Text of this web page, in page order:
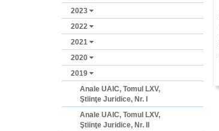
2023
2022
2021
2020
2019
Anale UAIC, Tomul LXV,
Ştiinţe Juridice, Nr. I
Anale UAIC, Tomul LXV,
Ştiinţe Juridice, Nr. II